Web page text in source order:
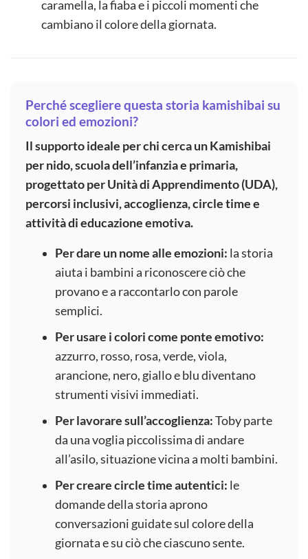
caramella, la fiaba e i piccoli momenti che
cambiano il colore della giornata.
Perché scegliere questa storia kamishibai su
colori ed emozioni?
Il supporto ideale per chi cerca un Kamishibai
per nido, scuola dell’infanzia e primaria,
progettato per Unità di Apprendimento (UDA),
percorsi inclusivi, accoglienza, circle time e
attività di educazione emotiva.
Per dare un nome alle emozioni: la storia
aiuta i bambini a riconoscere ciò che
provano e a raccontarlo con parole
semplici.
Per usare i colori come ponte emotivo:
azzurro, rosso, rosa, verde, viola,
arancione, nero, giallo e blu diventano
strumenti visivi immediati.
Per lavorare sull’accoglienza:Toby parte
da una voglia piccolissima di andare
all’asilo, situazione vicina a molti bambini.
Per creare circle time autentici: le
domande della storia aprono
conversazioni guidate sul colore della
giornata e su ciò che ciascuno sente.